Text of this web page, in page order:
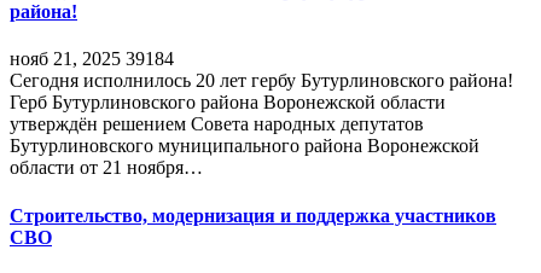
района!
нояб 21, 2025 39184
Сегодня исполнилось 20 лет гербу Бутурлиновского района!
Герб Бутурлиновского района Воронежской области
утверждён решением Совета народных депутатов
Бутурлиновского муниципального района Воронежской
области от 21 ноября…
Строительство, модернизация и поддержка участников
СВО